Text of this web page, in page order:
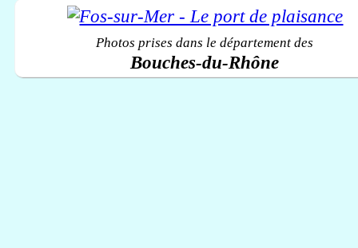
Photos prises dans le département des
Bouches-du-Rhône